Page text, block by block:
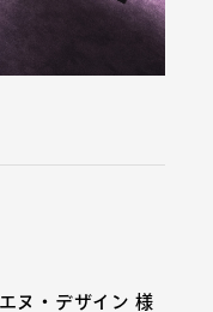
ヌ・デザイン 様